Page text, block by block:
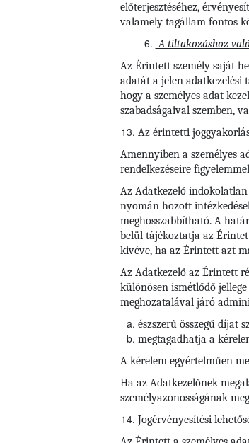
előterjesztéséhez,
valamely tagállam fontos
A tiltakozáshoz
Az Érintett személy saját
adatát a jelen adatkezelési
hogy a személyes adat
szabadságaival szemben,
Az érintetti
Amennyiben a személyes
rendelkezéseire
Az Adatkezelő
nyomán hozott
meghosszabbítható. A
belül tájékoztatja az
kivéve, ha az Érintett azt
Az Adatkezelő az Érintett
különösen ismétlődő
meghozatalával járó
észszerű összegű díjat
megtagadhatja a
A kérelem egyértelműen
Ha az Adatkezelőnek
személyazonosságának
Jogérvényesítési